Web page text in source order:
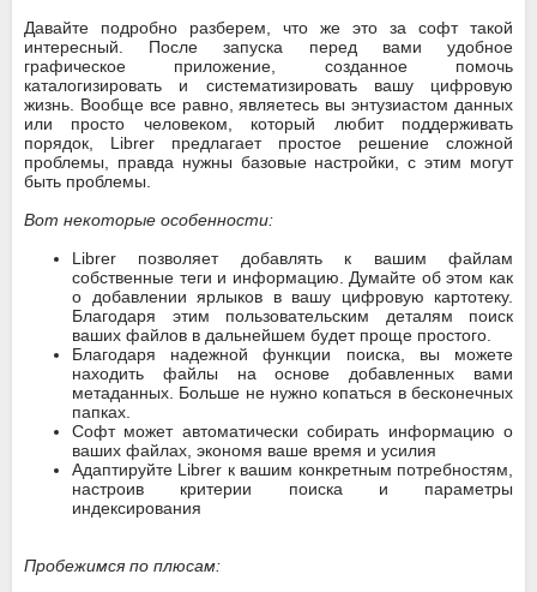
Давайте подробно разберем, что же это за софт такой
интересный. После запуска перед вами удобное
графическое приложение, созданное помочь
каталогизировать и систематизировать вашу цифровую
жизнь. Вообще все равно, являетесь вы энтузиастом данных
или просто человеком, который любит поддерживать
порядок, Librer предлагает простое решение сложной
проблемы, правда нужны базовые настройки, с этим могут
быть проблемы.
Вот некоторые особенности:
Librer позволяет добавлять к вашим файлам
собственные теги и информацию. Думайте об этом как
о добавлении ярлыков в вашу цифровую картотеку.
Благодаря этим пользовательским деталям поиск
ваших файлов в дальнейшем будет проще простого.
Благодаря надежной функции поиска, вы можете
находить файлы на основе добавленных вами
метаданных. Больше не нужно копаться в бесконечных
папках.
Софт может автоматически собирать информацию о
ваших файлах, экономя ваше время и усилия
Адаптируйте Librer к вашим конкретным потребностям,
настроив критерии поиска и параметры
индексирования
Пробежимся по плюсам: